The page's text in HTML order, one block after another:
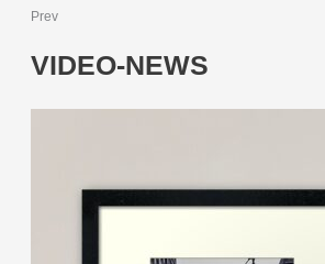
Prev
VIDEO-NEWS